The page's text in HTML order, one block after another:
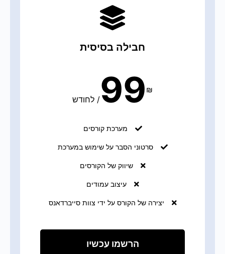
חבילה בסיסית
₪
99
/ לחודש
מערכת קורסים
סרטוני הסבר על שימוש במערכת
שיווק של הקורסים
עיצוב עמודים
יצירה של הקורס על ידי צוות סייברדאנס
הרשמו עכשיו